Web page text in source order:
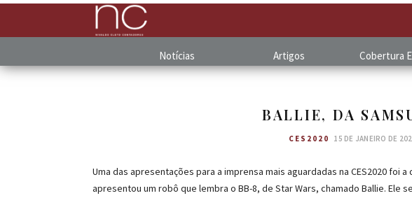
Notícias Artigos Cobertura
BALLIE, DA
CES2020 15 DE JANEIRO DE
Uma das apresentações para a imprensa mais aguardadas na CES2020 foi a
apresentou um robô que lembra o BB-8, de Star Wars, chamado Ballie. Ele